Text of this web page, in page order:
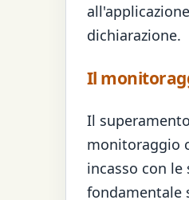
dichiarazione.
Il
Il
monitoraggio
incasso con
fondamentale